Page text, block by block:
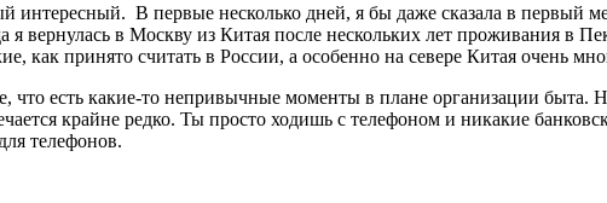
интересный. В первые несколько дней, я бы даже сказала в первый
я вернулась в Москву из Китая после нескольких лет проживания в
как принято считать в России, а особенно на севере Китая очень
есть какие-то непривычные моменты в плане организации быта.
крайне редко. Ты просто ходишь с телефоном и никакие
телефонов.